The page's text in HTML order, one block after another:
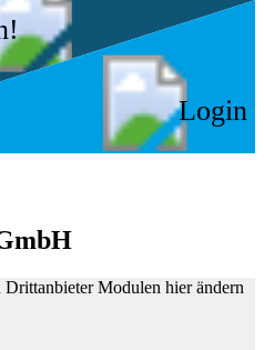
Login
Modulen hier ändern